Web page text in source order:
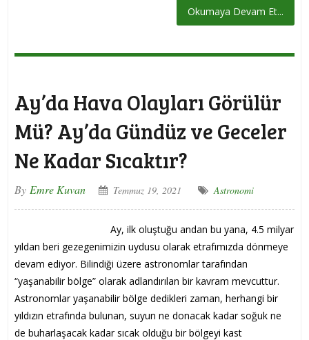
Okumaya Devam Et...
Ay’da Hava Olayları Görülür
Mü? Ay’da Gündüz ve Geceler
Ne Kadar Sıcaktır?
By Emre Kuvan Temmuz 19, 2021 Astronomi
Ay, ilk oluştuğu andan bu yana, 4.5 milyar
yıldan beri gezegenimizin uydusu olarak etrafımızda dönmeye
devam ediyor. Bilindiği üzere astronomlar tarafından
“yaşanabilir bölge” olarak adlandırılan bir kavram mevcuttur.
Astronomlar yaşanabilir bölge dedikleri zaman, herhangi bir
yıldızın etrafında bulunan, suyun ne donacak kadar soğuk ne
de buharlaşacak kadar sıcak olduğu bir bölgeyi kast